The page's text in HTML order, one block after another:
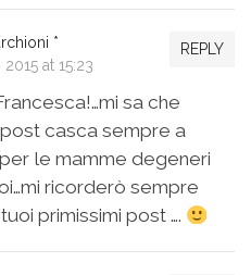
REPLY
*
at 15:23
sa che
casca sempre a
le mamme degeneri
ricorderò sempre
primissimi post ….